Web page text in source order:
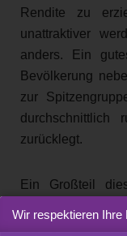
Rendite zu
unattraktiver
anders. Ein
Bevölkerung
zur
durchschnittlich
zurücklegt.
Ein Großteil
Wir respektieren Ihre